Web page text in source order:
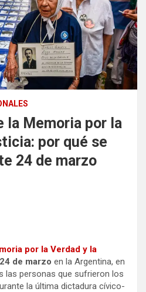
la Memoria por la
por qué se
24 de marzo
por la Verdad y la
24 de marzo en la Argentina, en
las personas que sufrieron los
la última dictadura cívico-